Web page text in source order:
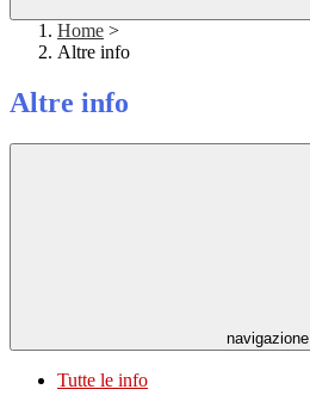
Home >
Altre info
Altre info
navigazione
Tutte le info